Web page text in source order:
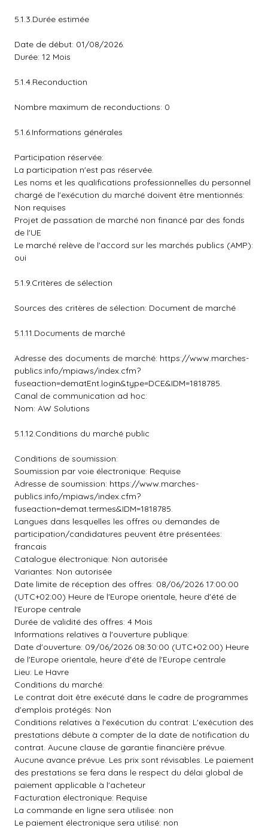
5.1.3.Durée estimée
Date de début: 01/08/2026.
Durée: 12 Mois
5.1.4.Reconduction
Nombre maximum de reconductions: 0
5.1.6.Informations générales
Participation réservée:
La participation n'est pas réservée.
Les noms et les qualifications professionnelles du personnel
chargé de l'exécution du marché doivent être mentionnés:
Non requises
Projet de passation de marché non financé par des fonds
de l'UE
Le marché relève de l'accord sur les marchés publics (AMP):
oui
5.1.9.Critères de sélection
Sources des critères de sélection: Document de marché
5.1.11.Documents de marché
Adresse des documents de marché: https://www.marches-
publics.info/mpiaws/index.cfm?
fuseaction=dematEnt.login&type=DCE&IDM=1818785.
Canal de communication ad hoc:
Nom: AW Solutions
5.1.12.Conditions du marché public
Conditions de soumission:
Soumission par voie électronique: Requise
Adresse de soumission: https://www.marches-
publics.info/mpiaws/index.cfm?
fuseaction=demat.termes&IDM=1818785.
Langues dans lesquelles les offres ou demandes de
participation/candidatures peuvent être présentées:
francais
Catalogue électronique: Non autorisée
Variantes: Non autorisée
Date limite de réception des offres: 08/06/2026 17:00:00
(UTC+02:00) Heure de l'Europe orientale, heure d'été de
l'Europe centrale
Durée de validité des offres: 4 Mois
Informations relatives à l'ouverture publique:
Date d'ouverture: 09/06/2026 08:30:00 (UTC+02:00) Heure
de l'Europe orientale, heure d'été de l'Europe centrale
Lieu: Le Havre
Conditions du marché:
Le contrat doit être exécuté dans le cadre de programmes
d'emplois protégés: Non
Conditions relatives à l'exécution du contrat: L'exécution des
prestations débute à compter de la date de notification du
contrat. Aucune clause de garantie financière prévue.
Aucune avance prévue. Les prix sont révisables. Le paiement
des prestations se fera dans le respect du délai global de
paiement applicable à l'acheteur
Facturation électronique: Requise
La commande en ligne sera utilisée: non
Le paiement électronique sera utilisé: non